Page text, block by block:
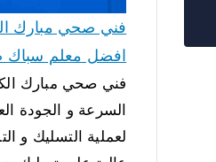
افضل معلم سباك
فني صحي مبارك
السرعة و الجودة
لعملية التسليك و